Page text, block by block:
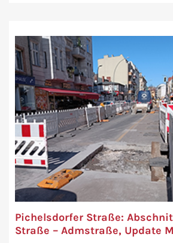
Pichelsdorfer Straße:
Straße – Admstraße, Update